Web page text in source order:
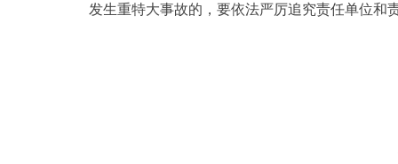
发生重特大事故的，要依法严厉追究责任单位和